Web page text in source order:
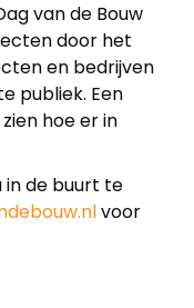
van de Bouw
door het
en bedrijven
publiek. Een
hoe er in
in de buurt te
voor